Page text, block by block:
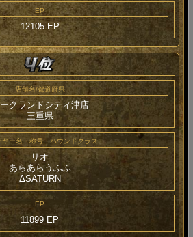
EP
12105 EP
店舗名/都道府県
クランドシティ津店
三重県
ヤー名・称号・ハウンドクラス
リオ
あらあらうふふ
ΔSATURN
EP
11899 EP